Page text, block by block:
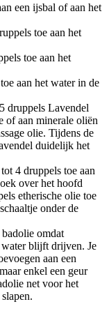
een ijsbal of aan het
toe aan het
toe aan het
aan het water in de
druppels Lavendel
of aan minerale oliën
olie. Tijdens de
duidelijk het
4 druppels toe aan
over het hoofd
etherische olie toe
onder de
omdat
water blijft drijven. Je
aan een
enkel een geur
net voor het